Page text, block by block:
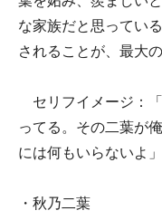
な家族だと思ってい
されることが、最大の
セリフイメージ：
ってる。その二葉が
には何もいらないよ」
・秋乃二葉